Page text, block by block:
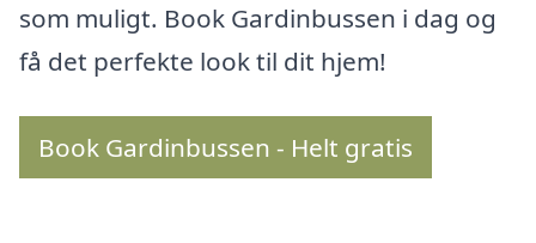
som muligt. Book Gardinbussen i dag og
få det perfekte look til dit hjem!
Book Gardinbussen - Helt gratis